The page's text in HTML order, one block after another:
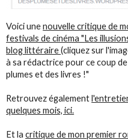
Voici unenouvelle critique de
festivals de cinéma "Les
blog littéraire(cliquez sur
à sa rédactrice pour ce coup
plumes et des livres !"
Retrouvez également
quelques mois, ici.
Et lacritique de mon premier